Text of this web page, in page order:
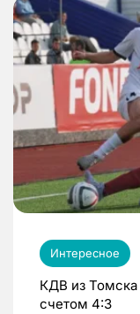
Интересное
КДВ из Томска
счетом 4:3